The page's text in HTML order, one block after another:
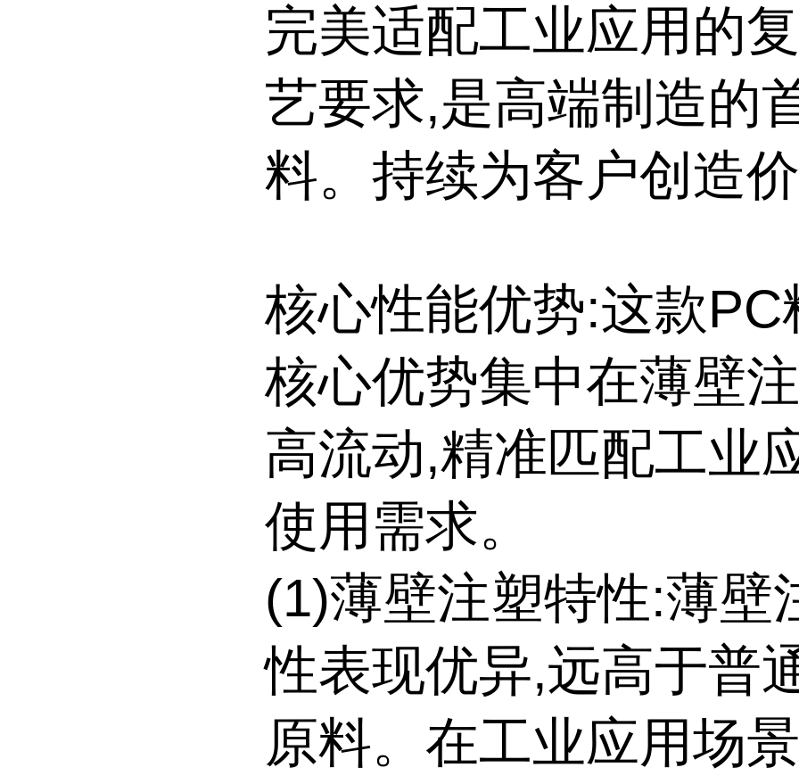
完美适配工业应用的
艺要求,是高端制造的
料。持续为客户创造
核心性能优势:这款PC
核心优势集中在薄壁
高流动,精准匹配工业
使用需求。
(1)薄壁注塑特性:薄壁
性表现优异,远高于普
原料。在工业应用场